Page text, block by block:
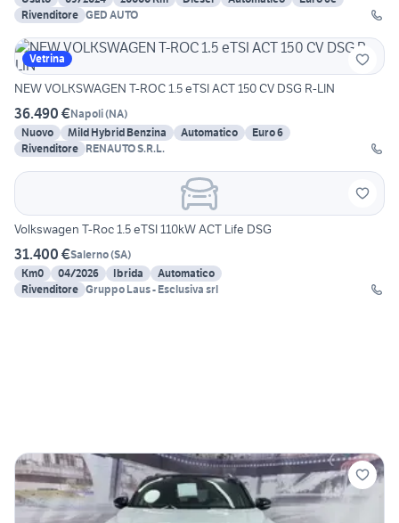
Rivenditore GED AUTO
Vetrina
NEW VOLKSWAGEN T-ROC 1.5 eTSI ACT 150 CV DSG R-LIN
36.490 €Napoli(NA)
Nuovo
Mild Hybrid Benzina Automatico
Euro 6
Rivenditore RENAUTO S.R.L.
Volkswagen T-Roc 1.5 eTSI 110kW ACT Life DSG
31.400 €Salerno(SA)
Km0
04/2026 Ibrida
Automatico
Rivenditore Gruppo Laus - Esclusiva srl